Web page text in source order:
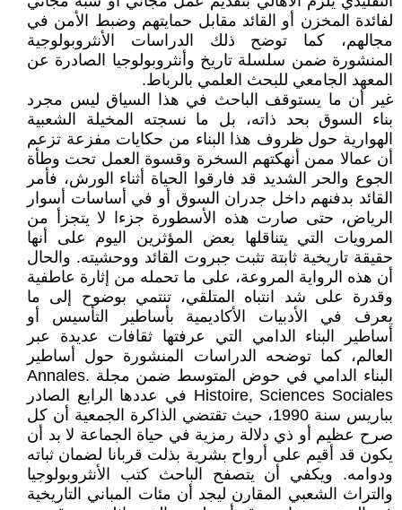
لفائدة المخزن أو القائد مقابل حمايتهم وضبط الأمن في
مجالهم، كما توضح ذلك الدراسات الأنثروبولوجية
المنشورة ضمن سلسلة تاريخ وأنثروبولوجيا الصادرة عن
المعهد الجامعي للبحث العلمي بالرباط.
غير أن ما يستوقف الباحث في هذا السياق ليس مجرد
بناء السوق بحد ذاته، بل ما نسجته المخيلة الشعبية
الهوارية حول ظروف هذا البناء من حكايات مفزعة تزعم
أن عمالا ممن أنهكتهم السخرة وقسوة العمل تحت وطأة
الجوع والحر الشديد قد فارقوا الحياة أثناء الورش، فأمر
القائد بدفنهم داخل جدران السوق أو في أساسات أسوار
الرياض، حتى صارت هذه الأسطورة جزءا لا يتجزأ من
المرويات التي يتناقلها بعض المؤثرين اليوم على أنها
حقيقة تاريخية ثابتة تثبت جبروت القائد ووحشيته. والحال
أن هذه الرواية المروعة، على ما تحمله من إثارة عاطفية
وقدرة على شد انتباه المتلقي، تنتمي بوضوح إلى ما
يعرف في الأدبيات الأكاديمية بأساطير التأسيس أو
أساطير البناء الدامي التي عرفتها ثقافات عديدة عبر
العالم، كما توضحه الدراسات المنشورة حول أساطير
البناء الدامي في حوض المتوسط ضمن مجلة Annales.
Histoire, Sciences Sociales في عددها الرابع الصادر
بباريس سنة 1990، حيث تقتضي الذاكرة الجمعية أن كل
صرح عظيم أو ذي دلالة رمزية في حياة الجماعة لا بد أن
يكون قد أقيم على أرواح بشرية بذلت قربانا لضمان ثباته
ودوامه. ويكفي أن يتصفح الباحث كتب الأنثروبولوجيا
والتراث الشعبي المقارن ليجد أن مئات المباني التاريخية